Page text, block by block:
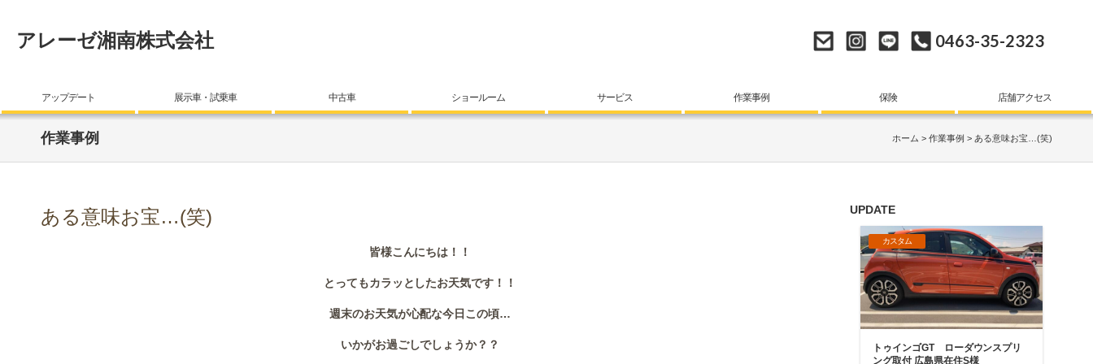
アレーゼ湘南株式会社 0463-35-2323
アップデート 展示車・試乗車 中古車 ショールーム サービス 作業事例 保険 店舗アクセス
作業事例 ホーム 作業事例 ある意味お宝…(笑)
ある意味お宝…(笑)
皆様こんにちは！！
とってもカラッとしたお天気です！！
週末のお天気が心配な今日この頃…
いかがお過ごしでしょうか？？
UPDATE
カスタム
トゥインゴGT ローダウンスプリ
ング取付 広島県在住S様